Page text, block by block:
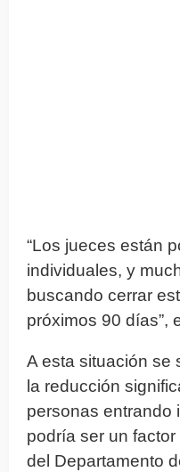
“Los jueces están
individuales, y
buscando cerrar
próximos 90 días”,
A esta situación se
la reducción
personas entrando
podría ser un
del Departamento